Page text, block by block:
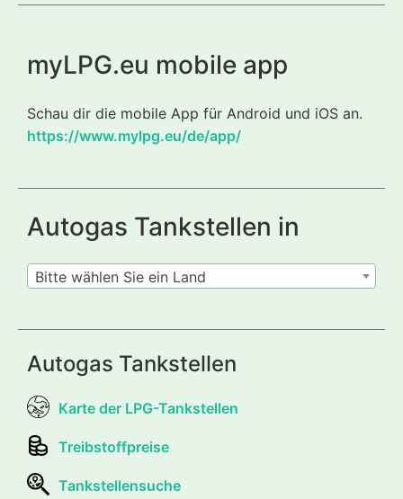
myLPG.eu mobile app
Schau dir die mobile App für Android und iOS an.
https://www.mylpg.eu/de/app/
Autogas Tankstellen in
Bitte wählen Sie ein Land
Autogas Tankstellen
Karte der LPG-Tankstellen
Treibstoffpreise
Tankstellensuche